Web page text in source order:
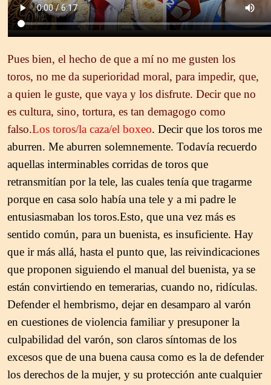
Pues bien, el hecho de que a mí no me gusten los
toros, no me da superioridad moral, para impedir, que,
a quien le guste, que vaya y los disfrute. Decir que no
es cultura, sino, tortura, es tan demagogo como
falso.Los toros/la caza/el boxeo. Decir que los toros me
aburren. Me aburren solemnemente. Todavía recuerdo
aquellas interminables corridas de toros que
retransmitían por la tele, las cuales tenía que tragarme
porque en casa solo había una tele y a mi padre le
entusiasmaban los toros.Esto, que una vez más es
sentido común, para un buenista, es insuficiente. Hay
que ir más allá, hasta el punto que, las reivindicaciones
que proponen siguiendo el manual del buenista, ya se
están convirtiendo en temerarias, cuando no, ridículas.
Defender el hembrismo, dejar en desamparo al varón
en cuestiones de violencia familiar y presuponer la
culpabilidad del varón, son claros síntomas de los
excesos que de una buena causa como es la de defender
los derechos de la mujer, y su protección ante cualquier